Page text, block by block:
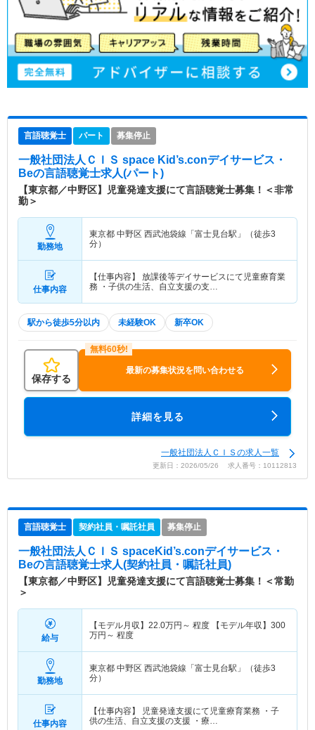
言語聴覚士 パート 募集停止
一般社団法人ＣＩＳ space Kid’s.conデイサービス・
Beの言語聴覚士求人(パート)
【東京都／中野区】児童発達支援にて言語聴覚士募集！＜非常
勤＞
勤務地
東京都 中野区 西武池袋線「富士見台駅」（徒歩3
分）
仕事内容
【仕事内容】 放課後等デイサービスにて児童療育業
務 ・子供の生活、自立支援の支…
駅から徒歩5分以内 未経験OK 新卒OK
保存する
最新の募集状況を問い合わせる
詳細を見る
一般社団法人ＣＩＳの求人一覧
更新日：2026/05/26 求人番号：10112813
言語聴覚士 契約社員・嘱託社員 募集停止
一般社団法人ＣＩＳ spaceKid’s.conデイサービス・
Beの言語聴覚士求人(契約社員・嘱託社員)
【東京都／中野区】児童発達支援にて言語聴覚士募集！＜常勤
＞
給与
【モデル月収】 22.0万円～ 程度 【モデル年収】 300
万円～ 程度
勤務地
東京都 中野区 西武池袋線「富士見台駅」（徒歩3
分）
仕事内容
【仕事内容】 児童発達支援にて児童療育業務 ・子
供の生活、自立支援の支援 ・療…